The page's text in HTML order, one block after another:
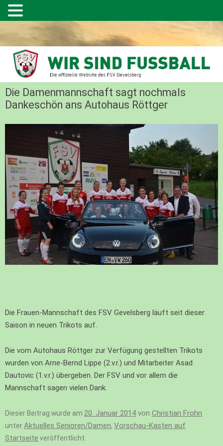
Die Damenmannschaft sagt nochmals
Dankeschön ans Autohaus Röttger
Die Frauen-Mannschaft des FSV Gevelsberg läuft seit dieser
Saison in neuen Trikots auf.
Die vom Autohaus Röttger zur Verfügung gestellten Trikots
wurden von Arne-Bernd Lippe (2.v.r.) und Mitarbeiter Asad
Dautovic (1.v.r.) übergeben. Der FSV und vor allem die
Mannschaft sagen vielen Dank.
Dieser Beitrag wurde am 20. Januar 2014von Christian Frohn
unterAktuelles Senioren/Damen, Vorschau-Kasten auf
Startseite veröffentlicht.